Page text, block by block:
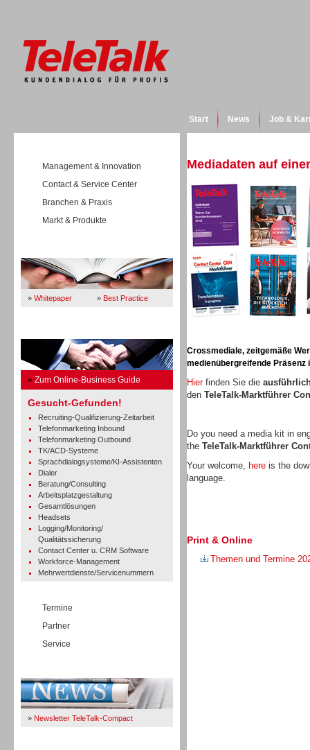
Start News Job &
Management & Innovation
Contact & Service Center
Branchen & Praxis
Markt & Produkte
» Whitepaper » Best Practice
» Zum Online-Business Guide
Gesucht-Gefunden!
Recruiting-Qualifizierung-Zeitarbeit
Telefonmarketing Inbound
Telefonmarketing Outbound
TK/ACD-Systeme
Sprachdialogsysteme/KI-Assistenten
Dialer
Beratung/Consulting
Arbeitsplatzgestaltung
Gesamtlösungen
Headsets
Logging/Monitoring/
Qualitätssicherung
Contact Center u. CRM Software
Workforce-Management
Mehrwertdienste/Servicenummern
Termine
Partner
Service
» Newsletter TeleTalk-Compact
Mediadaten auf
Crossmediale, zeitgemäße
medienübergreifende Präsenz
Hier finden Sie die
den TeleTalk-Marktführer
Do you need a media kit in
the TeleTalk-Marktführer
Your welcome, here is the
language.
Print & Online
Themen und Termine